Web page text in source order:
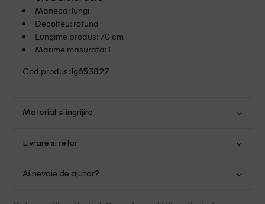
Maneca: lungi
Decolteu: rotund
Lungime produs: 70 cm
Marime masurata: L
Cod produs: lg653827
Material si ingrijire
Nu folositi inalbitor
Nu uscati in uscator
Livrare si retur
mare de 149.00 lei.
Ai nevoie de ajutor?